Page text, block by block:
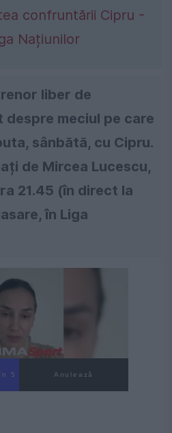
confruntării Cipru -
Națiunilor
liber de
meciul pe care
sânbătă, cu Cipru.
de Mircea Lucescu,
21.45 (în direct la
în Liga
4 Anulează